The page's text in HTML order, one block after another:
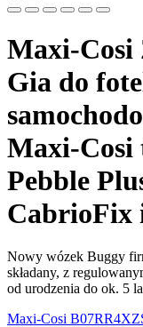
Maxi-Cosi
Gia do
Maxi-Cosi
Pebble
CabrioFix
Nowy wózek Buggy
składany, z
od urodzenia do ok. 5
Maxi-Cosi